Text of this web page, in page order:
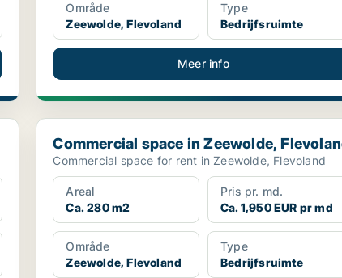
Område
Zeewolde, Flevoland
Type
Bedrijfsruimte
Meer info
Commercial space in Zeewolde, Flevoland
Commercial space in Zeewolde,
Commercial space for rent in Zeewolde, Flevoland
Areal
Ca. 280 m2
Pris pr. md.
Ca. 1,950 EUR pr md
Område
Zeewolde, Flevoland
Type
Bedrijfsruimte